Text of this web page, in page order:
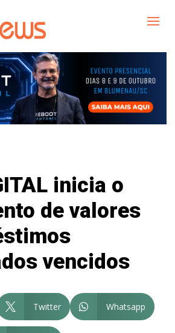
inicia o
de valores
vencidos
 Twitter  Whatsapp